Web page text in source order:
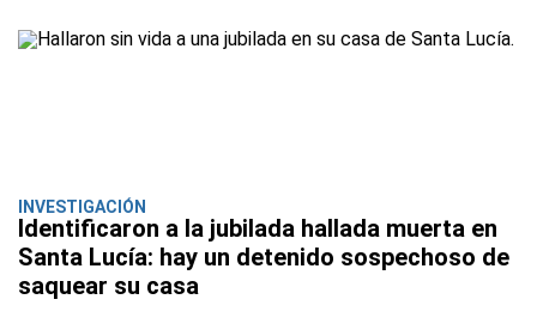
INVESTIGACIÓN
Identificaron a la jubilada hallada muerta en
Santa Lucía: hay un detenido sospechoso de
saquear su casa